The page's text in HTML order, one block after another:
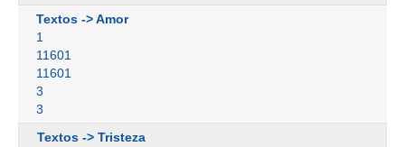
Textos -> Amor
1
11601
11601
3
3
Textos -> Tristeza